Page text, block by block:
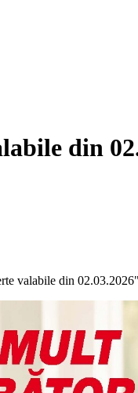
din
valabile din